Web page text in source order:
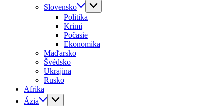
Slovensko
Politika
Krimi
Počasie
Ekonomika
Maďarsko
Švédsko
Ukrajina
Rusko
Afrika
Ázia